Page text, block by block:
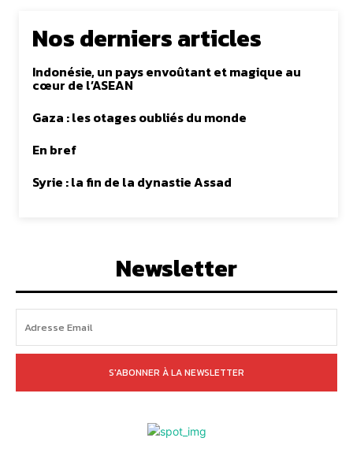
Nos derniers articles
Indonésie, un pays envoûtant et magique au
cœur de l’ASEAN
Gaza : les otages oubliés du monde
En bref
Syrie : la fin de la dynastie Assad
Newsletter
S'ABONNER À LA NEWSLETTER